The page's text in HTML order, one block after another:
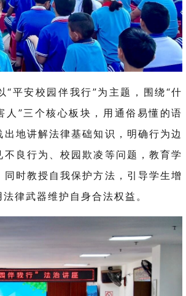
平安校园伴我行”为主题，围绕“什
人”三个核心板块，用通俗易懂的语
地讲解法律基础知识，明确行为边
良行为、校园欺凌等问题，教育学
时教授自我保护方法，引导学生增
律武器维护自身合法权益。